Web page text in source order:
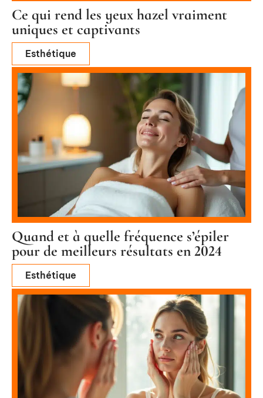
Ce qui rend les yeux hazel vraiment
uniques et captivants
Esthétique
Quand et à quelle fréquence s’épiler
pour de meilleurs résultats en 2024
Esthétique